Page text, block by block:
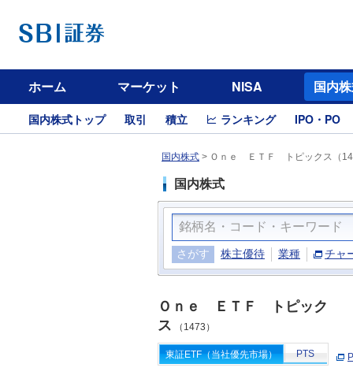
ホーム マーケット NISA 国内
国内株式トップ 取引 積立 ランキング IPO・PO
国内株式 > Ｏｎｅ ＥＴＦ トピックス（
国内株式
さがす 株主優待 業種 チャ
Ｏｎｅ ＥＴＦ トピック
ス （1473）
東証ETF（当社優先市場） PTS